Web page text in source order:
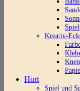
Kreativ-
Hort
Spiel und